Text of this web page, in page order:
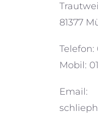
81377
Telefon:
Mobil:
Email: